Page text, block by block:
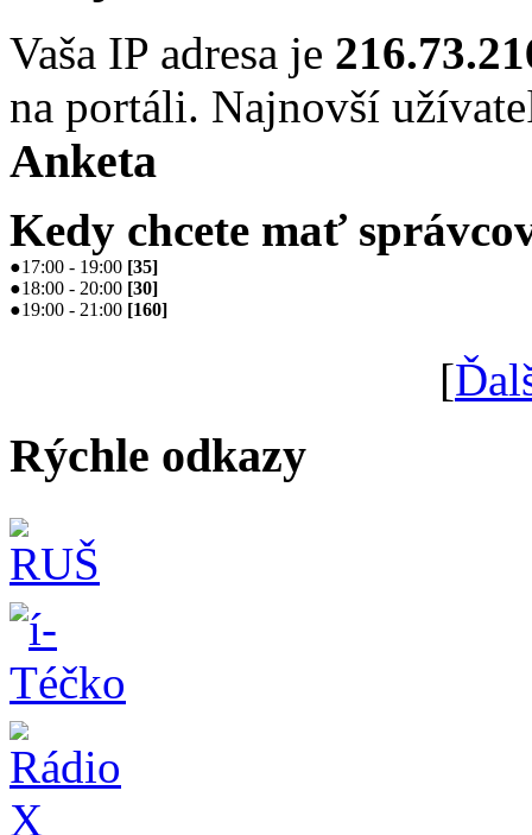
Vaša IP adresa je
na portáli. Najnovší
Anketa
Kedy chcete mať
●17:00 - 19:00 [35]
●18:00 - 20:00 [30]
●19:00 - 21:00 [160]
[
Rýchle odkazy